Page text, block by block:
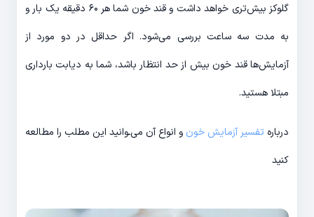
گلوکز بیش‌تری خواهد داشت و قند خون شما هر ۶۰ دقیقه یک بار و
به مدت سه ساعت بررسی می‌شود. اگر حداقل در دو مورد از
آزمایش‌ها قند خون بیش از حد انتظار باشد، شما به دیابت بارداری
مبتلا هستید.
درباره تفسیر آزمایش خون و انواع آن می‌ـوانید این مطلب را مطالعه
کنید